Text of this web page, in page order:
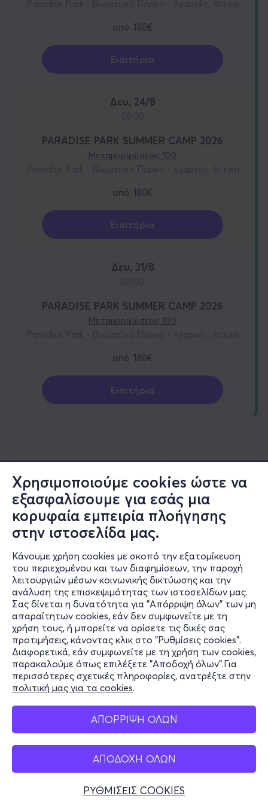
Χρησιμοποιούμε cookies ώστε να
εξασφαλίσουμε για εσάς μια
κορυφαία εμπειρία πλοήγησης
στην ιστοσελίδα μας.
Κάνουμε χρήση cookies με σκοπό την εξατομίκευση
του περιεχομένου και των διαφημίσεων, την παροχή
λειτουργιών μέσων κοινωνικής δικτύωσης και την
ανάλυση της επισκεψιμότητας των ιστοσελίδων μας.
Σας δίνεται η δυνατότητα για "Απόρριψη όλων" των μη
απαραίτητων cookies, εάν δεν συμφωνείτε με τη
χρήση τους, ή μπορείτε να ορίσετε τις δικές σας
προτιμήσεις, κάνοντας κλικ στο "Ρυθμίσεις cookies".
Διαφορετικά, εάν συμφωνείτε με τη χρήση των cookies,
παρακαλούμε όπως επιλέξετε "Αποδοχή όλων".Για
περισσότερες σχετικές πληροφορίες, ανατρέξτε στην
πολιτική μας για τα cookies.
ΑΠΟΡΡΙΨΗ ΟΛΩΝ
ΑΠΟΔΟΧΗ ΟΛΩΝ
ΡΥΘΜΙΣΕΙΣ COOKIES
από 180€
Εισιτήρια
Δευ, 24/8
PARADISE PARK SUMMER CAMP 2026
Μεταμορφώσεως 100
από 180€
Εισιτήρια
Δευ, 31/8
PARADISE PARK SUMMER CAMP 2026
Μεταμορφώσεως 100
από 180€
Εισιτήρια
Πληροφορίες
Υποστήριξη
Stay Connected
Mobile app